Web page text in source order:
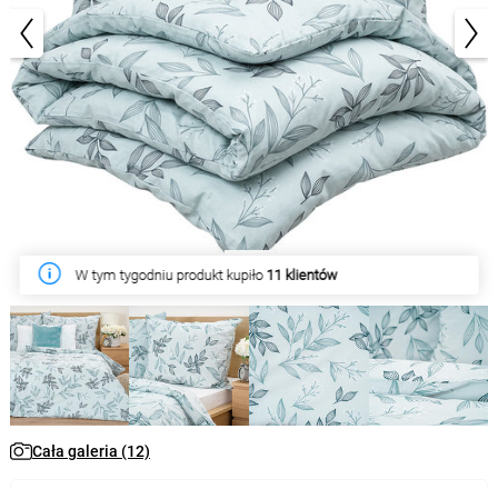
W tym tygodniu produkt kupiło 11 klientów
Cała galeria (12)